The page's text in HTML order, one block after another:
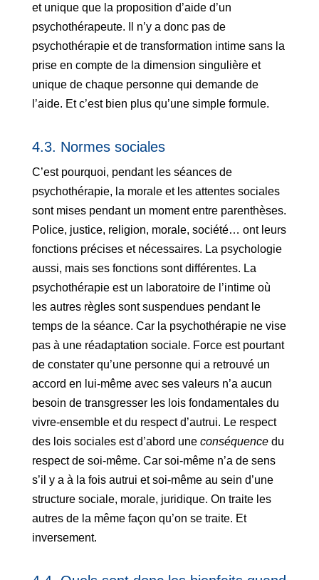
et unique que la proposition d’aide d’un
psychothérapeute. Il n’y a donc pas de
psychothérapie et de transformation intime sans la
prise en compte de la dimension singulière et
unique de chaque personne qui demande de
l’aide. Et c’est bien plus qu’une simple formule.
4.3. Normes sociales
C’est pourquoi, pendant les séances de
psychothérapie, la morale et les attentes sociales
sont mises pendant un moment entre parenthèses.
Police, justice, religion, morale, société… ont leurs
fonctions précises et nécessaires. La psychologie
aussi, mais ses fonctions sont différentes. La
psychothérapie est un laboratoire de l’intime où
les autres règles sont suspendues pendant le
temps de la séance. Car la psychothérapie ne vise
pas à une réadaptation sociale. Force est pourtant
de constater qu’une personne qui a retrouvé un
accord en lui-même avec ses valeurs n’a aucun
besoin de transgresser les lois fondamentales du
vivre-ensemble et du respect d’autrui. Le respect
des lois sociales est d’abord une conséquencedu
respect de soi-même. Car soi-même n’a de sens
s’il y a à la fois autrui et soi-même au sein d’une
structure sociale, morale, juridique. On traite les
autres de la même façon qu’on se traite. Et
inversement.